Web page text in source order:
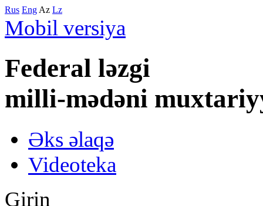
Rus Eng Az Lz
Mobil versiya
Federal lәzgi
milli-mәdәni
Əks əlaqə
Videoteka
Girin